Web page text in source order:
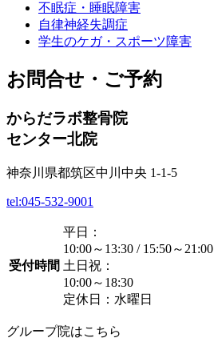
不眠症・睡眠障害
自律神経失調症
学生のケガ・スポーツ障害
お問合せ・ご予約
からだラボ整骨院
センター北院
神奈川県都筑区中川中央 1-1-5
tel:045-532-9001
受付時間
平日：
10:00～13:30 / 15:50～21:00
土日祝：
10:00～18:30
定休日：水曜日
グループ院はこちら